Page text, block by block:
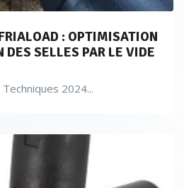
: OPTIMISATION
DES SELLES PAR LE VIDE
2024...